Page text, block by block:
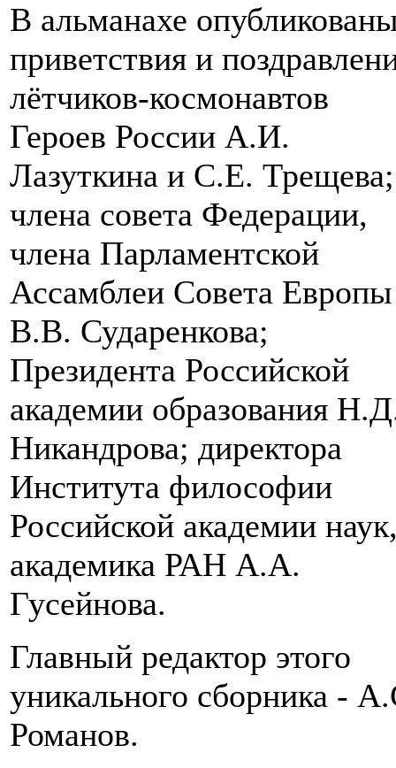
В альманахе
приветствия и
лётчиков-космонавтов
Героев России А.И.
Лазуткина и С.Е. Трещева;
члена совета Федерации,
члена Парламентской
Ассамблеи Совета Европы
В.В. Сударенкова;
Президента Российской
академии образования
Никандрова; директора
Института философии
Российской академии
академика РАН А.А.
Гусейнова.
Главный редактор этого
уникального сборника -
Романов.